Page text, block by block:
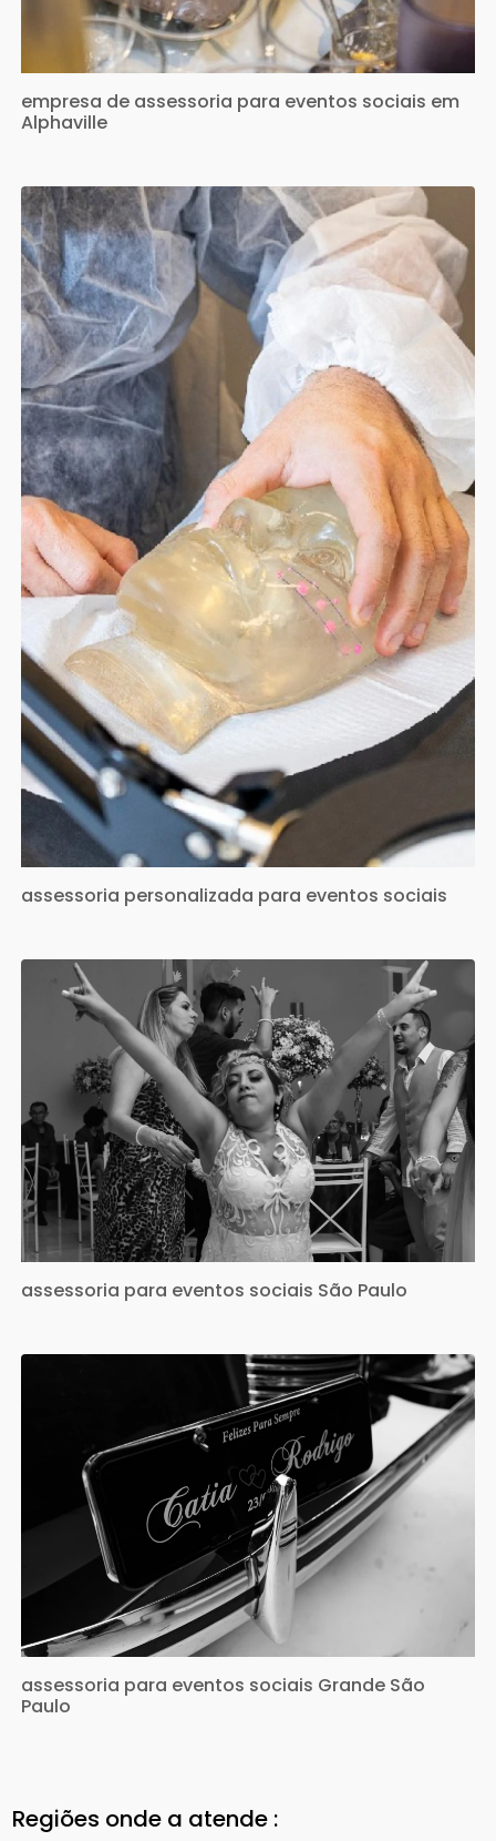
empresa de assessoria para eventos sociais em
Alphaville
assessoria personalizada para eventos sociais
assessoria para eventos sociais São Paulo
assessoria para eventos sociais Grande São
Paulo
Regiões onde a atende :